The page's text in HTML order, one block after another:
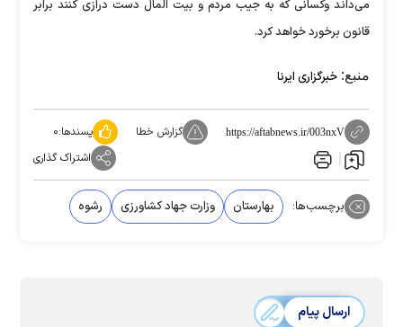
می‌داند وکسانی که به جیب مردم و بیت المال دست درازی کنند برابر
قانون برخورد خواهد کرد.
منبع: خبرگزاری ایرنا
https://aftabnews.ir/003nxV گزارش خطا پسندها:۰
اشتراک گذاری
برچسب‌ها: بهارستان وزارت جهاد کشاورزی رشوه
ارسال پیام